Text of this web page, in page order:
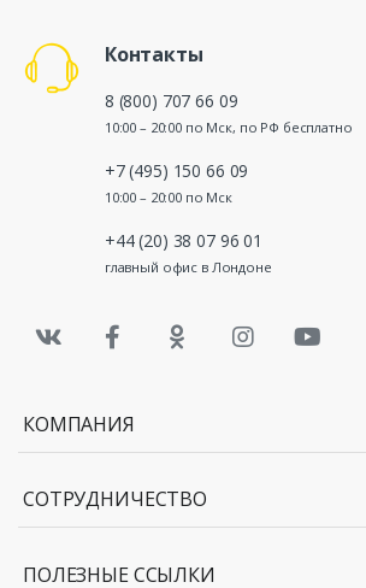
Контакты
8 (800) 707 66 09
10:00 – 20:00 по Мск, по РФ бесплатно
+7 (495) 150 66 09
10:00 – 20:00 по Мск
+44 (20) 38 07 96 01
главный офис в Лондоне
КОМПАНИЯ
СОТРУДНИЧЕСТВО
ПОЛЕЗНЫЕ ССЫЛКИ